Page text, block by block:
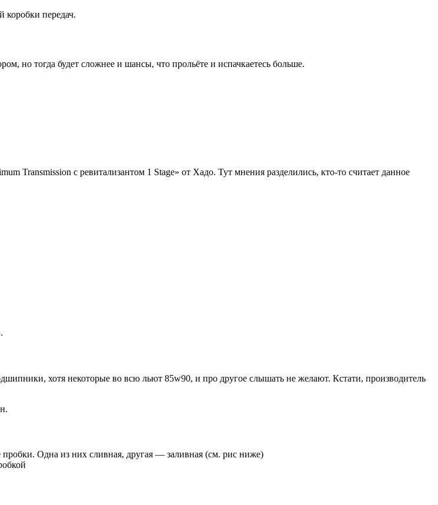
коробки передач.
но тогда будет сложнее и шансы, что прольёте и испачкаетесь больше.
Transmission с ревитализантом 1 Stage» от Хадо. Тут мнения разделились, кто-то считает данное
хотя некоторые во всю льют 85w90, и про другое слышать не желают. Кстати, производитель
Одна из них сливная, другая — заливная (см. рис ниже)